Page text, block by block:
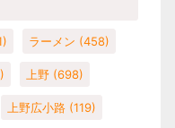
ラーメン (458)
上野 (698)
上野広小路 (119)